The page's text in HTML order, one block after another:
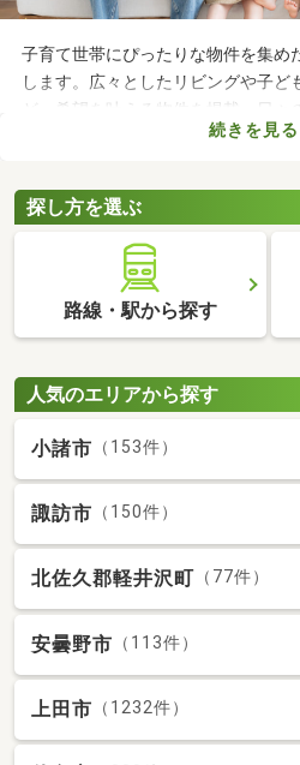
子育て世帯にぴったりな物件を集め
します。広々としたリビングや子ど
ど、希望を叶える物件を掲載。日々
設備が備わった物件もお伝えします
てくださいね。
続きを見る
探し方を選ぶ
路線・駅から探す
人気のエリアから探す
小諸市 （153件）
諏訪市 （150件）
北佐久郡軽井沢町 （77件）
安曇野市 （113件）
上田市 （1232件）